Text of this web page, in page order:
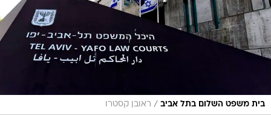
בית משפט השלום בתל אביב / ראובן קסטרו